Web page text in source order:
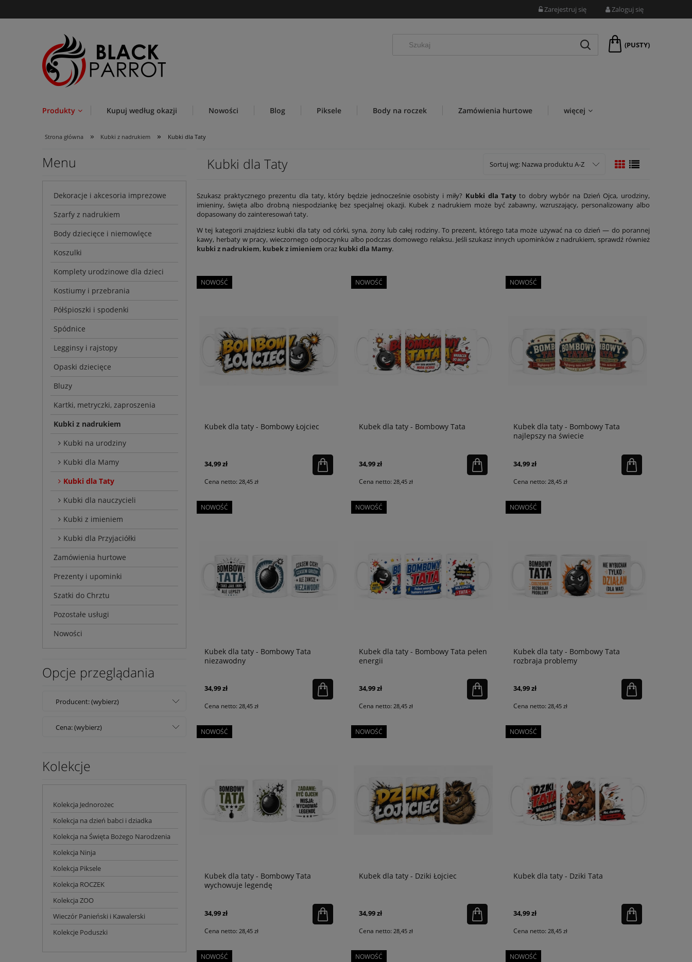
Zarejestruj się Zaloguj się
(PUSTY)
Produkty Kupuj według okazji Nowości Blog Piksele Body na roczek Zamówienia hurtowe więcej
Strona główna » Kubki z nadrukiem » Kubki dla Taty
Menu
Dekoracje i akcesoria imprezowe
Szarfy z nadrukiem
Body dziecięce i niemowlęce
Koszulki
Komplety urodzinowe dla dzieci
Kostiumy i przebrania
Półśpioszki i spodenki
Spódnice
Legginsy i rajstopy
Opaski dziecięce
Bluzy
Kartki, metryczki, zaproszenia
Kubki z nadrukiem
Kubki na urodziny
Kubki dla Mamy
Kubki dla Taty
Kubki dla nauczycieli
Kubki z imieniem
Kubki dla Przyjaciółki
Zamówienia hurtowe
Prezenty i upominki
Szatki do Chrztu
Pozostałe usługi
Nowości
Opcje przeglądania
Producent: (wybierz)
Cena: (wybierz)
Kolekcje
Kolekcja Jednorożec
Kolekcja na dzień babci i dziadka
Kolekcja na Święta Bożego Narodzenia
Kolekcja Ninja
Kolekcja Piksele
Kolekcja ROCZEK
Kolekcja ZOO
Wieczór Panieński i Kawalerski
Kolekcje Poduszki
Kubki dla Taty Sortuj wg: Nazwa produktu A-Z
Szukasz praktycznego prezentu dla taty, który będzie jednocześnie osobisty i miły? Kubki dla Tatyto dobry wybór na Dzień Ojca, urodziny,
imieniny, święta albo drobną niespodziankę bez specjalnej okazji. Kubek z nadrukiem może być zabawny, wzruszający, personalizowany albo
dopasowany do zainteresowań taty.
W tej kategorii znajdziesz kubki dla taty od córki, syna, żony lub całej rodziny. To prezent, którego tata może używać na co dzień — do porannej
kawy, herbaty w pracy, wieczornego odpoczynku albo podczas domowego relaksu. Jeśli szukasz innych upominków z nadrukiem, sprawdź również
kubki z nadrukiem, kubek z imieniem oraz kubki dla Mamy.
Kubek dla taty - Bombowy Łojciec
34,99 zł
Cena netto: 28,45 zł
NOWOŚĆ
Kubek dla taty - Bombowy Tata
34,99 zł
Cena netto: 28,45 zł
NOWOŚĆ
Kubek dla taty - Bombowy Tata
najlepszy na świecie
34,99 zł
Cena netto: 28,45 zł
NOWOŚĆ
Kubek dla taty - Bombowy Tata
niezawodny
34,99 zł
Cena netto: 28,45 zł
NOWOŚĆ
Kubek dla taty - Bombowy Tata pełen
energii
34,99 zł
Cena netto: 28,45 zł
NOWOŚĆ
Kubek dla taty - Bombowy Tata
rozbraja problemy
34,99 zł
Cena netto: 28,45 zł
NOWOŚĆ
Kubek dla taty - Bombowy Tata
wychowuje legendę
34,99 zł
Cena netto: 28,45 zł
NOWOŚĆ
Kubek dla taty - Dziki Łojciec
34,99 zł
Cena netto: 28,45 zł
NOWOŚĆ
Kubek dla taty - Dziki Tata
34,99 zł
Cena netto: 28,45 zł
NOWOŚĆ
NOWOŚĆ NOWOŚĆ NOWOŚĆ